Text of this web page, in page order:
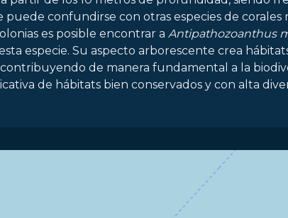
puede confundirse con otras especies de
es posible encontrar a Antipathozoanthus
especie. Su aspecto arborescente crea
de manera fundamental a la
de hábitats bien conservados y con alta